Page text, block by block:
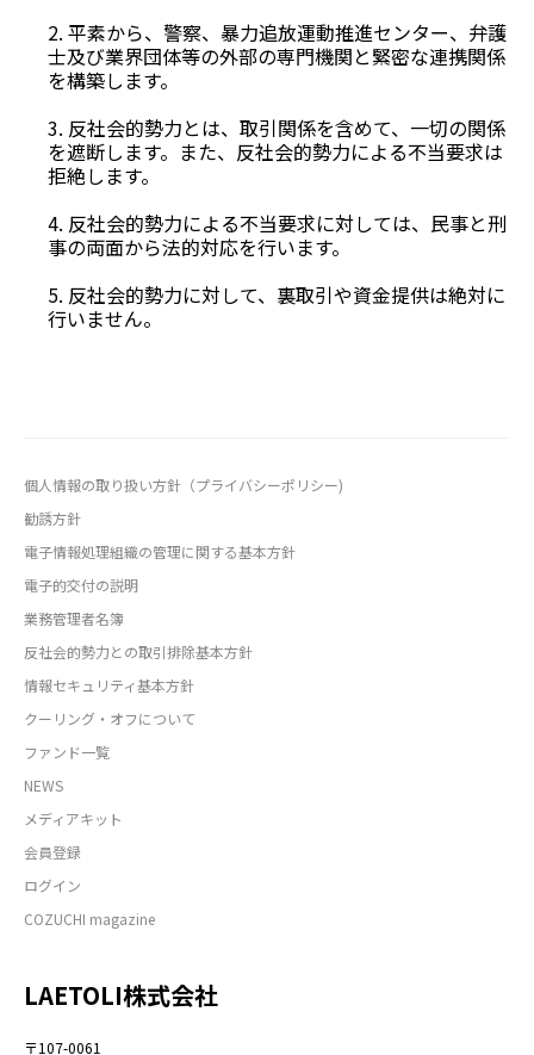
2. 平素から、警察、暴力追放運動推進センター、弁護
士及び業界団体等の外部の専門機関と緊密な連携関係
を構築します。
3. 反社会的勢力とは、取引関係を含めて、一切の関係
を遮断します。また、反社会的勢力による不当要求は
拒絶します。
4. 反社会的勢力による不当要求に対しては、民事と刑
事の両面から法的対応を行います。
5. 反社会的勢力に対して、裏取引や資金提供は絶対に
行いません。
個人情報の取り扱い方針（プライバシーポリシー)
勧誘方針
電子情報処理組織の管理に関する基本方針
電子的交付の説明
業務管理者名簿
反社会的勢力との取引排除基本方針
情報セキュリティ基本方針
クーリング・オフについて
ファンド一覧
NEWS
メディアキット
会員登録
ログイン
COZUCHI magazine
LAETOLI株式会社
〒107-0061